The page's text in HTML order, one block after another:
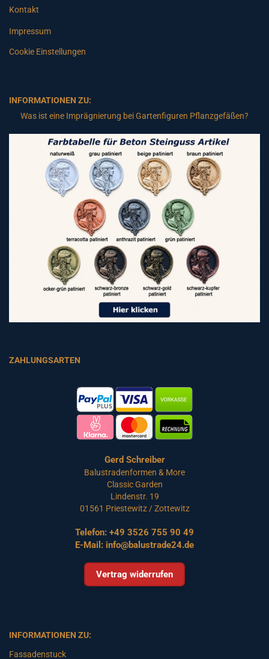
Kontakt
Impressum
Cookie Einstellungen
INFORMATIONEN ZU:
Was ist eine Imprägnierung bei Gartenfiguren Pflanzgefäßen?
ZAHLUNGSARTEN
Gerd Schreiber
Balustradenformen & More
Classic Garden
Lindenstr. 19
01561 Priestewitz / Zottewitz
Telefon: +49 3526 755 90 49
E-Mail: info@balustrade24.de
Vertrag widerrufen
INFORMATIONEN ZU:
Fassadenstuck